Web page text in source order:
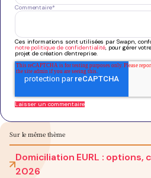
Commentaire*
Ces informations sont utilisées par Swapn,
notre politique de confidentialité, pour gérer
projet de création d'entreprise.
Sur le même thème
Domiciliation EURL :
2026